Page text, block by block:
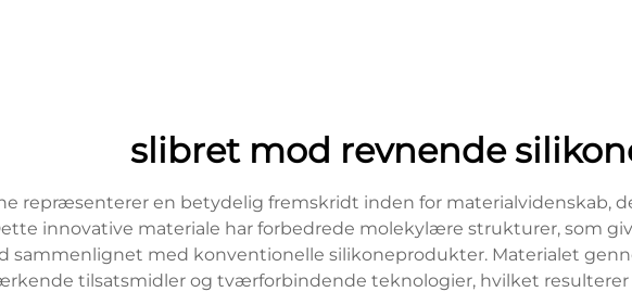
slibret mod revnende
repræsenterer en betydelig fremskridt inden for materialvidenskab,
innovative materiale har forbedrede molekylære strukturer, som
med konventionelle silikoneprodukter. Materialet
tilsatsmidler og tværforbindende teknologier, hvilket